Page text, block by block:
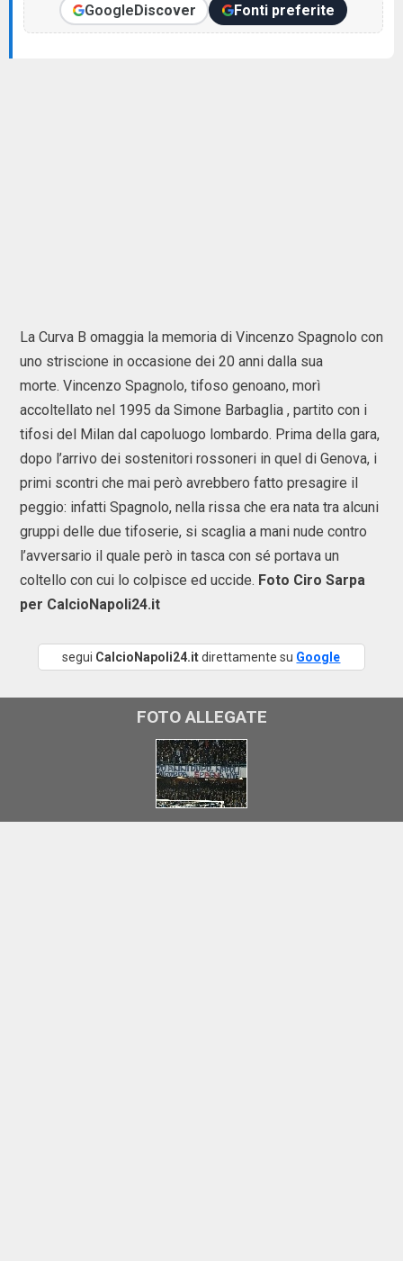
GoogleDiscover Fonti preferite
La Curva B omaggia la memoria di Vincenzo Spagnolo con
uno striscione in occasione dei 20 anni dalla sua
morte. Vincenzo Spagnolo, tifoso genoano, morì
accoltellato nel 1995 da Simone Barbaglia , partito con i
tifosi del Milan dal capoluogo lombardo. Prima della gara,
dopo l’arrivo dei sostenitori rossoneri in quel di Genova, i
primi scontri che mai però avrebbero fatto presagire il
peggio: infatti Spagnolo, nella rissa che era nata tra alcuni
gruppi delle due tifoserie, si scaglia a mani nude contro
l’avversario il quale però in tasca con sé portava un
coltello con cui lo colpisce ed uccide. Foto Ciro Sarpa
per CalcioNapoli24.it
segui CalcioNapoli24.itdirettamente su Google
FOTO ALLEGATE